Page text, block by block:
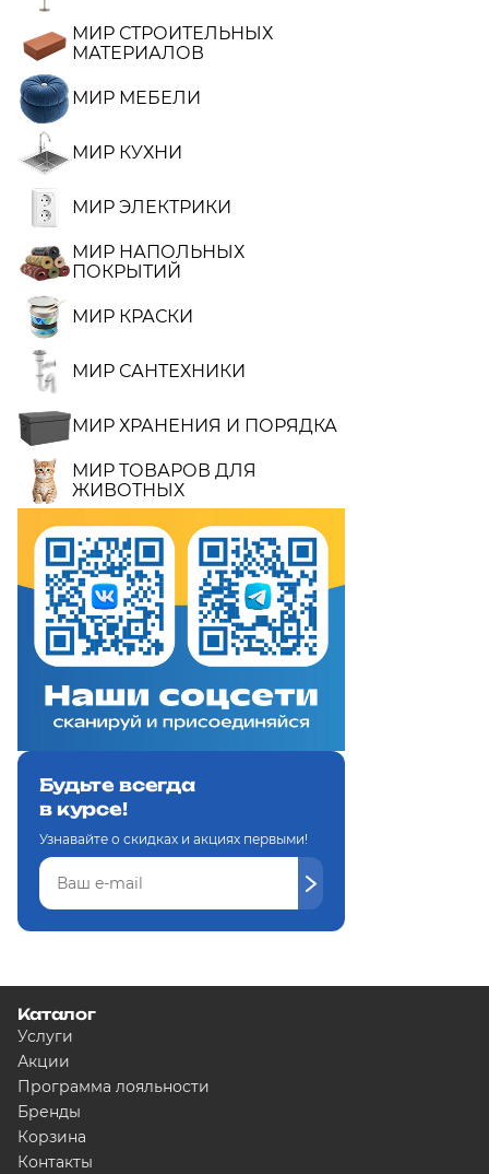
МИР СТРОИТЕЛЬНЫХ
МАТЕРИАЛОВ
МИР МЕБЕЛИ
МИР КУХНИ
МИР ЭЛЕКТРИКИ
МИР НАПОЛЬНЫХ
ПОКРЫТИЙ
МИР КРАСКИ
МИР САНТЕХНИКИ
МИР ХРАНЕНИЯ И ПОРЯДКА
МИР ТОВАРОВ ДЛЯ
ЖИВОТНЫХ
Будьте всегда
в курсе!
Узнавайте о скидках и акциях первыми!
Каталог
Услуги
Акции
Программа лояльности
Бренды
Корзина
Контакты